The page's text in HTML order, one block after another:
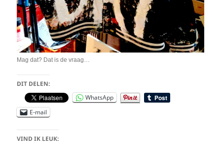
Mag dat? Dat is de vraag…
DIT DELEN:
WhatsApp
E-mail
VIND IK LEUK: